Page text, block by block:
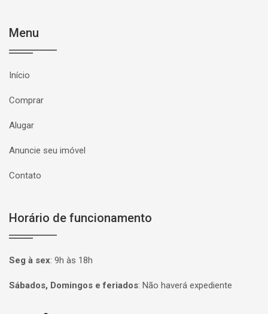
Menu
Início
Comprar
Alugar
Anuncie seu imóvel
Contato
Horário de funcionamento
Seg à sex: 9h às 18h
Sábados, Domingos e feriados: Não haverá expediente